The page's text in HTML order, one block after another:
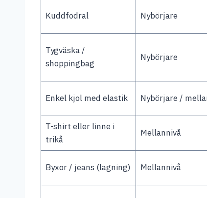
Kuddfodral Nybörjare
Tygväska /
shoppingbag
Nybörjare
Enkel kjol med elastik Nybörjare /
T-shirt eller linne i
trikå
Mellannivå
Byxor / jeans (lagning) Mellannivå